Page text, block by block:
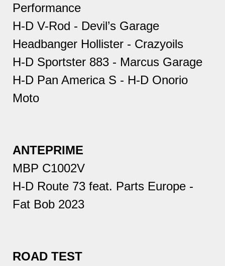
Performance
H-D V-Rod - Devil’s Garage
Headbanger Hollister - Crazyoils
H-D Sportster 883 - Marcus Garage
H-D Pan America S - H-D Onorio
Moto
ANTEPRIME
MBP C1002V
H-D Route 73 feat. Parts Europe -
Fat Bob 2023
ROAD TEST